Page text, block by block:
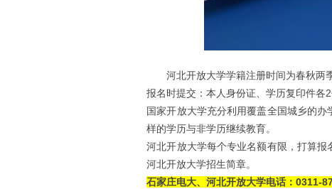
河北开放大学学籍注册时间为春秋两
报名时提交：本人身份证、学历复印件各
国家开放大学充分利用覆盖全国城乡的
样的学历与非学历继续教育。
河北开放大学每个专业名额有限，打算
河北开放大学招生简章。
石家庄电大、河北开放大学电话：0311-